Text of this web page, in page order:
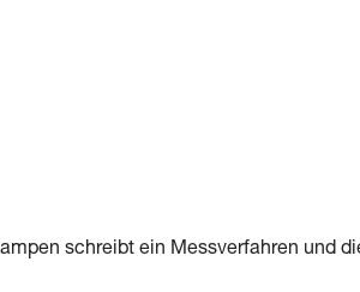
schreibt ein Messverfahren und